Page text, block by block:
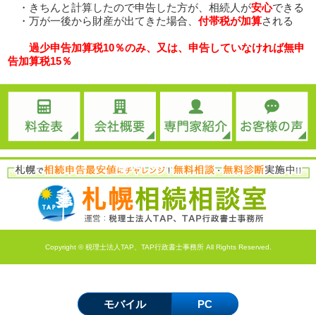
・きちんと計算したので申告した方が、相続人が安心できる
・万が一後から財産が出てきた場合、付帯税が加算される
過少申告加算税10％のみ、又は、申告していなければ無申
告加算税15％
Copyright © 税理士法人TAP、TAP行政書士事務所 All Rights Reserved.
モバイル PC